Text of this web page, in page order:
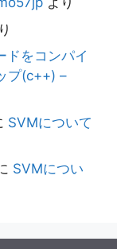
ドをコンパイ
プ(c++) –
SVMについて
SVMについ